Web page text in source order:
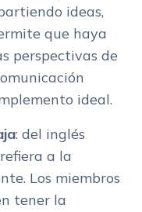
ideas,
que haya
perspectivas de
ideal.
: del inglés
a la
Los miembros
tener la